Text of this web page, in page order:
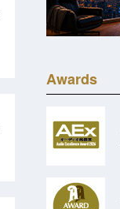
Awards